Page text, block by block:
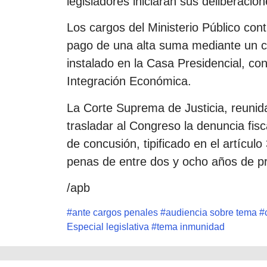
Los cargos del Ministerio Público
pago de una alta suma mediante un
instalado en la Casa Presidencial,
Integración Económica.
La Corte Suprema de Justicia,
trasladar al Congreso la denuncia
de concusión, tipificado en el
penas de entre dos y ocho años de
/apb
#ante cargos penales #audiencia sobre tema #
Especial legislativa #tema inmunidad